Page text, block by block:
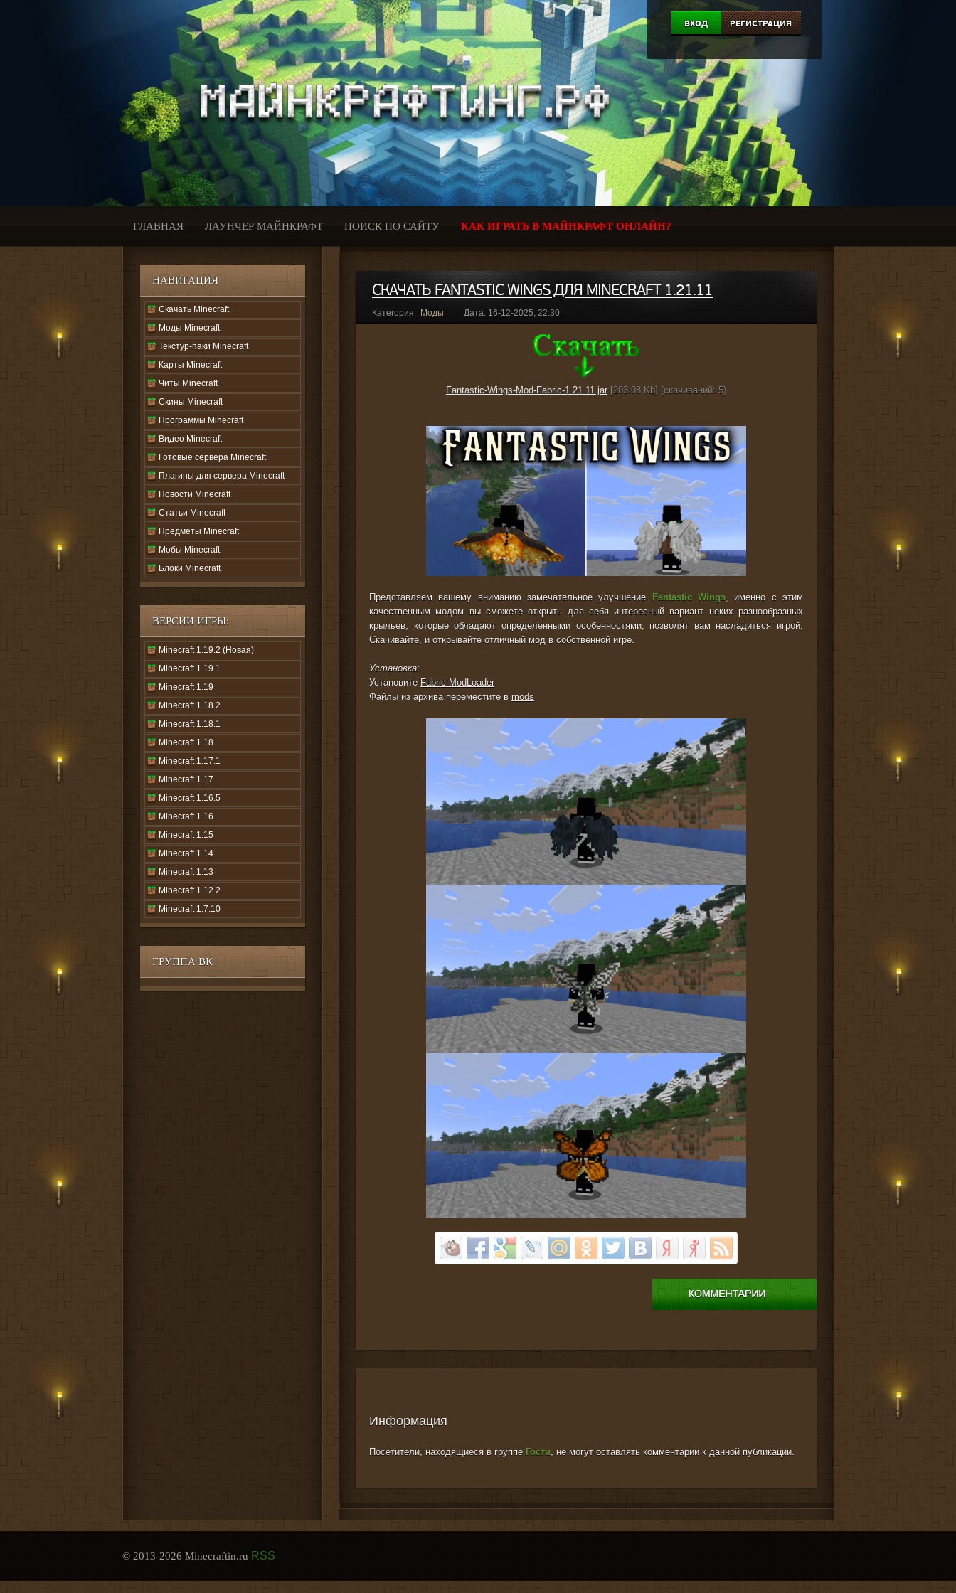
ВХОД РЕГИСТРАЦИЯ
ГЛАВНАЯ ЛАУНЧЕР МАЙНКРАФТ ПОИСК ПО САЙТУ КАК ИГРАТЬ В МАЙНКРАФТ ОНЛАЙН?
НАВИГАЦИЯ
Скачать Minecraft
Моды Minecraft
Текстур-паки Minecraft
Карты Minecraft
Читы Minecraft
Скины Minecraft
Программы Minecraft
Видео Minecraft
Готовые сервера Minecraft
Плагины для сервера Minecraft
Новости Minecraft
Статьи Minecraft
Предметы Minecraft
Мобы Minecraft
Блоки Minecraft
ВЕРСИИ ИГРЫ:
Minecraft 1.19.2 (Новая)
Minecraft 1.19.1
Minecraft 1.19
Minecraft 1.18.2
Minecraft 1.18.1
Minecraft 1.18
Minecraft 1.17.1
Minecraft 1.17
Minecraft 1.16.5
Minecraft 1.16
Minecraft 1.15
Minecraft 1.14
Minecraft 1.13
Minecraft 1.12.2
Minecraft 1.7.10
ГРУППА ВК
СКАЧАТЬ FANTASTIC WINGS ДЛЯ MINECRAFT 1.21.11
Категория: Моды Дата: 16-12-2025, 22:30
Fantastic-Wings-Mod-Fabric-1.21.11.jar [203.08 Kb] (cкачиваний: 5)
Представляем вашему вниманию замечательное улучшение Fantastic Wings, именно с этим
качественным модом вы сможете открыть для себя интересный вариант неких разнообразных
крыльев, которые обладают определенными особенностями, позволят вам насладиться игрой.
Скачивайте, и открывайте отличный мод в собственной игре.
Установка:
Установите Fabric ModLoader
Файлы из архива переместите в mods
Информация
Посетители, находящиеся в группе Гости, не могут оставлять комментарии к данной публикации.
© 2013-2026 Minecraftin.ru RSS